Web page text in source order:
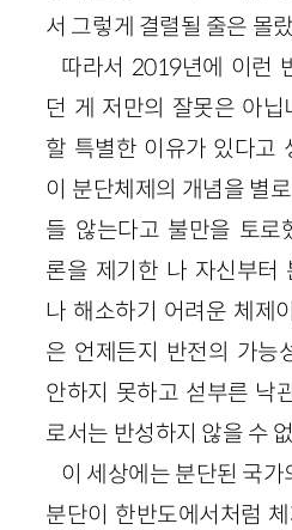
서 그렇게 결렬될 줄은 몰
따라서 2019년에 이런
던 게 저만의 잘못은 아닙
할 특별한 이유가 있다고
이 분단체제의 개념을 별
들 않는다고 불만을 토로
론을 제기한 나 자신부터
나 해소하기 어려운 체제
은 언제든지 반전의 가능
안하지 못하고 섣부른 낙
로서는 반성하지 않을 수
이 세상에는 분단된 국
분단이 한반도에서처럼